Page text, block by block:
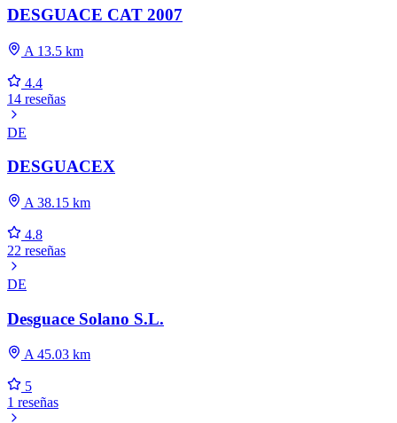
DESGUACE CAT 2007
A 13.5 km
4.4
14 reseñas
DE
DESGUACEX
A 38.15 km
4.8
22 reseñas
DE
Desguace Solano S.L.
A 45.03 km
5
1 reseñas